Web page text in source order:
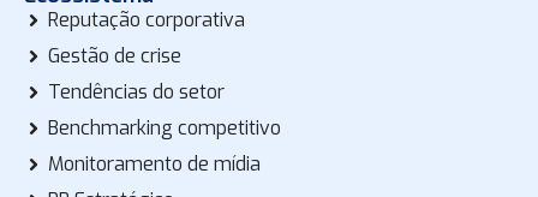
Reputação corporativa
Gestão de crise
Tendências do setor
Benchmarking competitivo
Monitoramento de mídia